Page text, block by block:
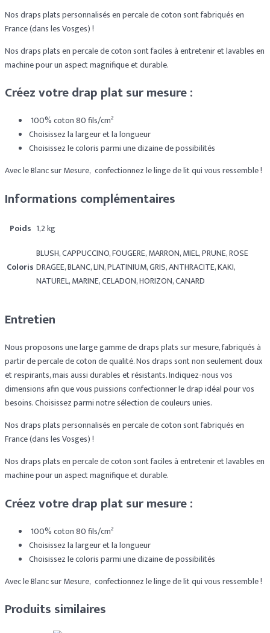
Nos draps plats personnalisés en percale de coton sont fabriqués en
France (dans les Vosges) !
Nos draps plats en percale de coton sont faciles à entretenir et lavables en
machine pour un aspect magnifique et durable.
Créez votre drap plat sur mesure :
100% coton 80 fils/cm²
Choisissez la largeur et la longueur
Choisissez le coloris parmi une dizaine de possibilités
Avec le Blanc sur Mesure, confectionnez le linge de lit qui vous ressemble !
Informations complémentaires
Poids 1,2 kg
Coloris
BLUSH, CAPPUCCINO, FOUGERE, MARRON, MIEL, PRUNE, ROSE
DRAGEE, BLANC, LIN, PLATINIUM, GRIS, ANTHRACITE, KAKI,
NATUREL, MARINE, CELADON, HORIZON, CANARD
Entretien
Nous proposons une large gamme de draps plats sur mesure, fabriqués à
partir de percale de coton de qualité. Nos draps sont non seulement doux
et respirants, mais aussi durables et résistants. Indiquez-nous vos
dimensions afin que vous puissions confectionner le drap idéal pour vos
besoins. Choisissez parmi notre sélection de couleurs unies.
Nos draps plats personnalisés en percale de coton sont fabriqués en
France (dans les Vosges) !
Nos draps plats en percale de coton sont faciles à entretenir et lavables en
machine pour un aspect magnifique et durable.
Créez votre drap plat sur mesure :
100% coton 80 fils/cm²
Choisissez la largeur et la longueur
Choisissez le coloris parmi une dizaine de possibilités
Avec le Blanc sur Mesure, confectionnez le linge de lit qui vous ressemble !
Produits similaires